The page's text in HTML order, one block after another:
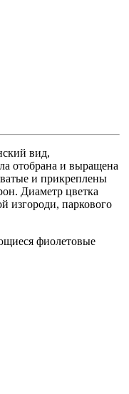
вид,
отобрана и выращена
и прикреплены
Диаметр цветка
изгороди, паркового
фиолетовые